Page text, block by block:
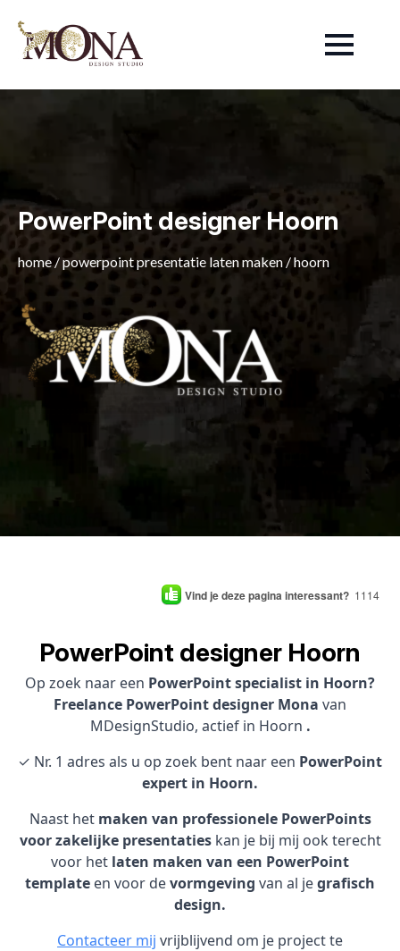
PowerPoint designer Hoorn
home /powerpoint presentatie laten maken /hoorn
Vind je deze pagina interessant? 1114
PowerPoint designer Hoorn
Op zoek naar een PowerPoint specialist in Hoorn?
Freelance PowerPoint designer Mona van
MDesignStudio, actief in Hoorn .
✓ Nr. 1 adres als u op zoek bent naar een PowerPoint
expert in Hoorn.
Naast het maken van professionele PowerPoints
voor zakelijke presentatieskan je bij mij ook terecht
voor het laten maken van een PowerPoint
template en voor devormgeving van al jegrafisch
design.
Contacteer mij vrijblijvend om je project te